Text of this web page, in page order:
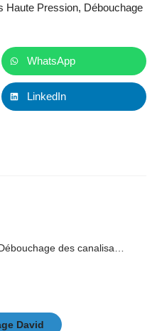
Haute Pression, Débouchage
WhatsApp
LinkedIn
David